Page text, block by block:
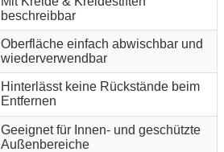
beschreibbar
Oberfläche einfach abwischbar und
wiederverwendbar
Hinterlässt keine Rückstände beim
Entfernen
Geeignet für Innen- und geschützte
Außenbereiche